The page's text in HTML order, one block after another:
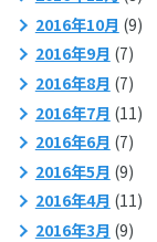
2016年10月 (9)
2016年9月 (7)
2016年8月 (7)
2016年7月 (11)
2016年6月 (7)
2016年5月 (9)
2016年4月 (11)
2016年3月 (9)